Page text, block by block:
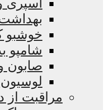
اسپری
بهداشت
خوشبو
شامپو
صابون
مراقبت از